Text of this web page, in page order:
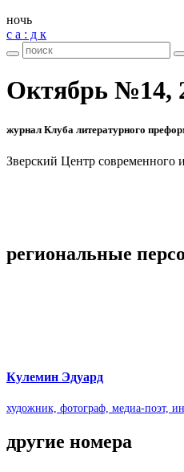
ночь
с а : д к
Октябрь №14,
жур­нал Клуба лите­ра­тур­ного
Звер­ский Центр совре­мен­ного
реги­о­наль­ные
Куле­мин Эду­ард
худож­ник, фото­граф, медиа-поэт,
дру­гие номера